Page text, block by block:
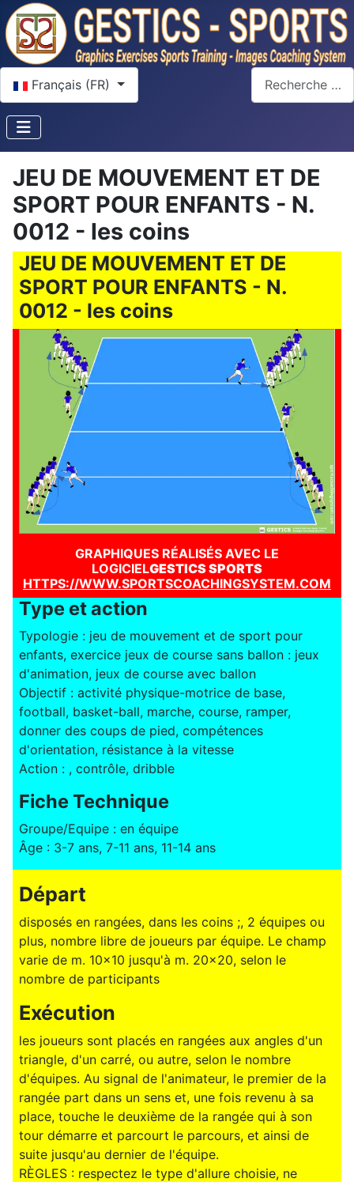
Sélectionnez votre langue
Français (FR)
Rechercher
JEU DE MOUVEMENT ET DE
SPORT POUR ENFANTS - N.
0012 - les coins
JEU DE MOUVEMENT ET DE
SPORT POUR ENFANTS - N.
0012 - les coins
GRAPHIQUES RÉALISÉS AVEC LE
LOGICIELGESTICS SPORTS
HTTPS://WWW.SPORTSCOACHINGSYSTEM.COM
Type et action
Typologie : jeu de mouvement et de sport pour
enfants, exercice jeux de course sans ballon : jeux
d'animation, jeux de course avec ballon
Objectif : activité physique-motrice de base,
football, basket-ball, marche, course, ramper,
donner des coups de pied, compétences
d'orientation, résistance à la vitesse
Action : , contrôle, dribble
Fiche Technique
Groupe/Equipe : en équipe
Âge : 3-7 ans, 7-11 ans, 11-14 ans
Départ
disposés en rangées, dans les coins ;, 2 équipes ou
plus, nombre libre de joueurs par équipe. Le champ
varie de m. 10x10 jusqu'à m. 20x20, selon le
nombre de participants
Exécution
les joueurs sont placés en rangées aux angles d'un
triangle, d'un carré, ou autre, selon le nombre
d'équipes. Au signal de l'animateur, le premier de la
rangée part dans un sens et, une fois revenu à sa
place, touche le deuxième de la rangée qui à son
tour démarre et parcourt le parcours, et ainsi de
suite jusqu'au dernier de l'équipe.
RÈGLES : respectez le type d'allure choisie, ne